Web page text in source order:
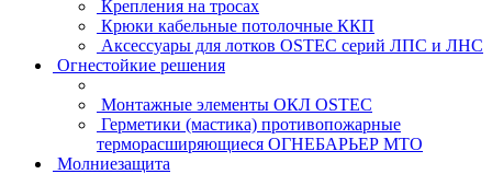
Крепления на тросах
Крюки кабельные потолочные ККП
Аксессуары для лотков OSTEC серий ЛПС и ЛНС
Огнестойкие решения
Монтажные элементы ОКЛ OSTEC
Герметики (мастика) противопожарные
терморасширяющиеся ОГНЕБАРЬЕР МТО
Молниезащита